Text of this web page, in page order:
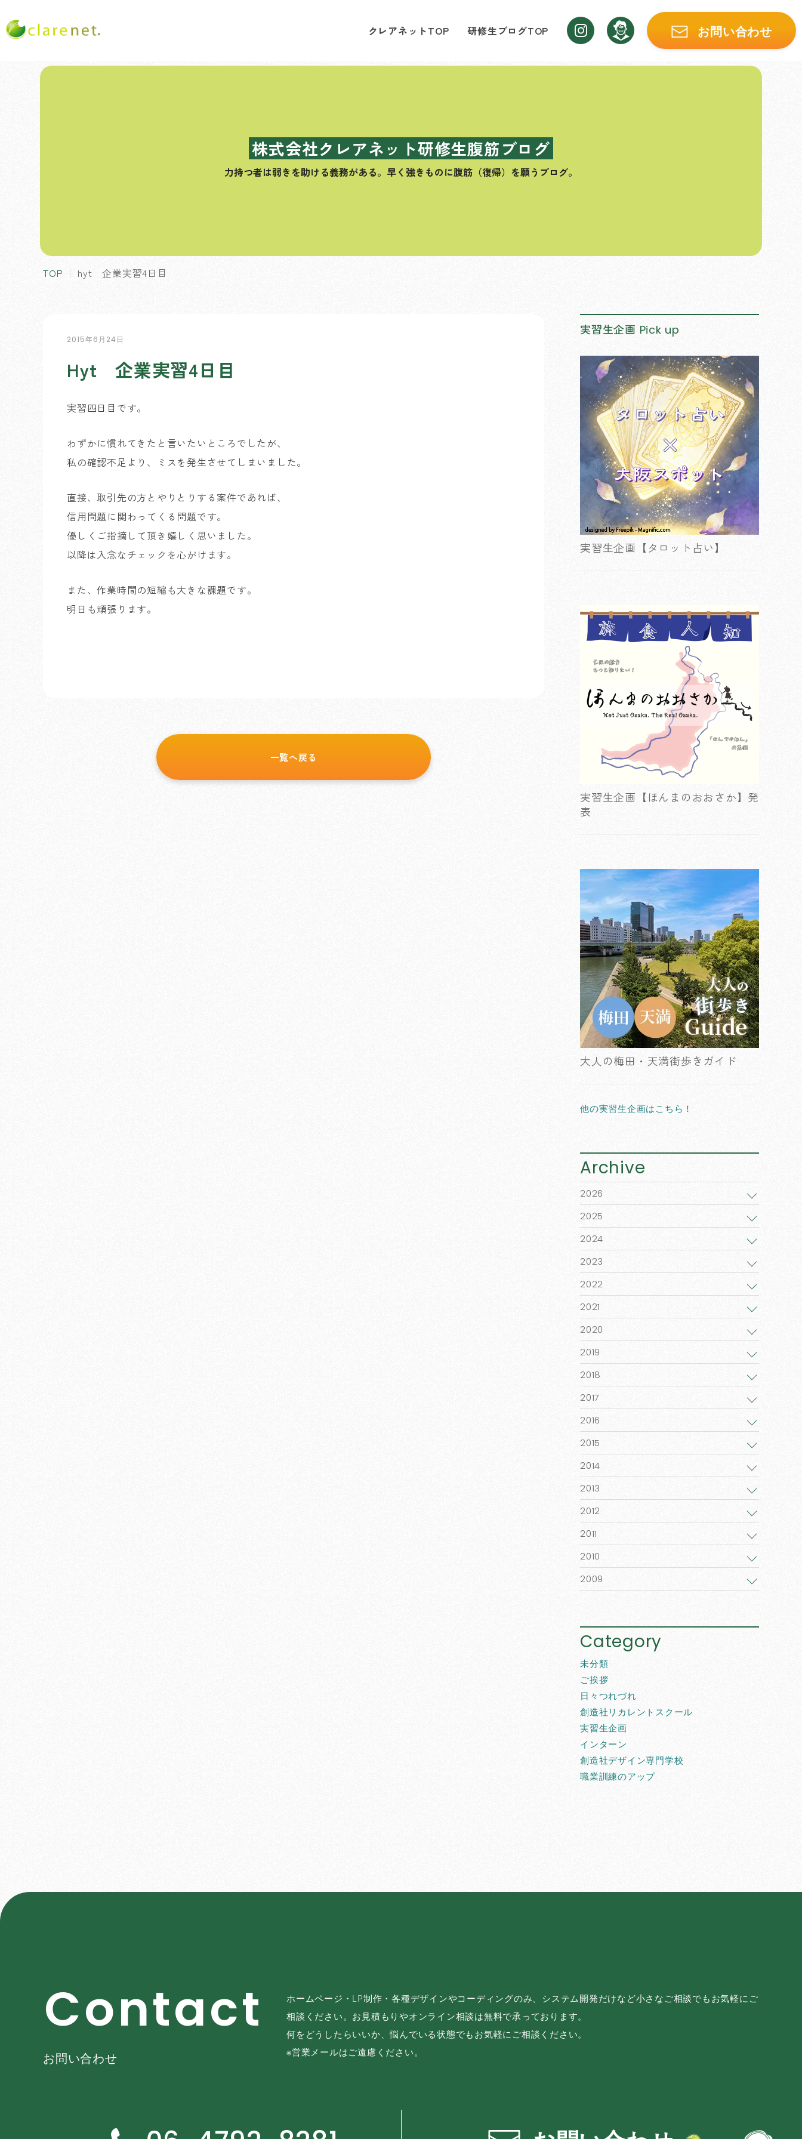
クレアネットTOP 研修生ブログTOP お問い合わせ
株式会社クレアネット研修生腹筋ブログ
力持つ者は弱きを助ける義務がある。 早く強きものに腹筋（復帰）を願うブログ。
TOP hyt 企業実習4日目
2015年6月24日
Hyt 企業実習4日目
実習四日目です。
わずかに慣れてきたと言いたいところでしたが、
私の確認不足より、ミスを発生させてしまいました。
直接、取引先の方とやりとりする案件であれば、
信用問題に関わってくる問題です。
優しくご指摘して頂き嬉しく思いました。
以降は入念なチェックを心がけます。
また、作業時間の短縮も大きな課題です。
明日も頑張ります。
一覧へ戻る
実習生企画 Pick up
実習生企画【タロット占い】
実習生企画【ほんまのおおさか】発
表
大人の梅田・天満街歩きガイド
他の実習生企画はこちら！
Archive
2026
2025
2024
2023
2022
2021
2020
2019
2018
2017
2016
2015
2014
2013
2012
2011
2010
2009
Category
未分類
ご挨拶
日々つれづれ
創造社リカレントスクール
実習生企画
インターン
創造社デザイン専門学校
職業訓練のアップ
Contact
お問い合わせ
ホームページ・LP制作・各種デザインやコーディングのみ、システム開発だけなど小さなご相談でもお気軽にご
相談ください。お見積もりやオンライン相談は無料で承っております。
何をどうしたらいいか、悩んでいる状態でもお気軽にご相談ください。
※営業メールはご遠慮ください。